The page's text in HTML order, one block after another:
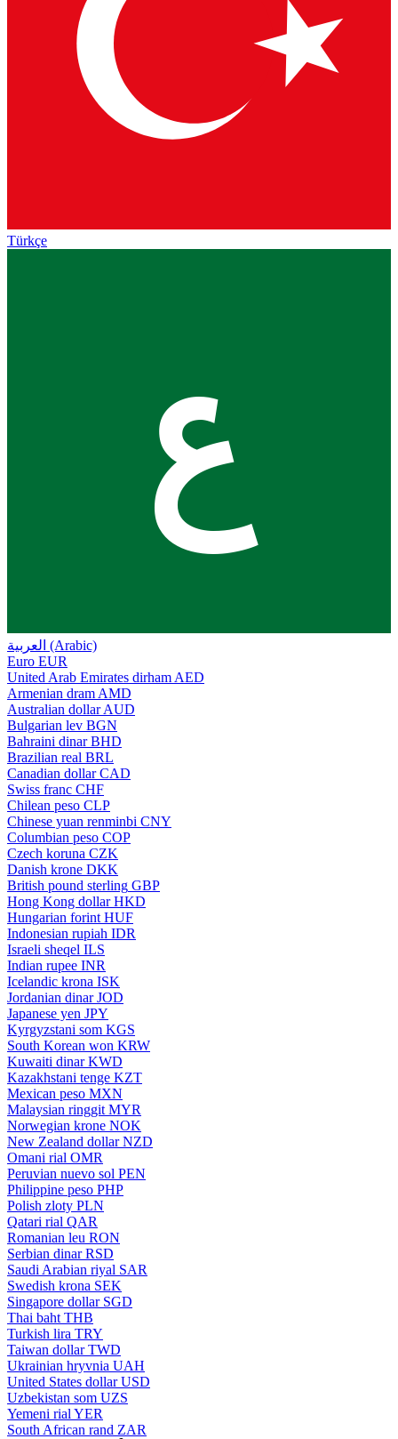
Türkçe
ع
العربية (Arabic)
Euro EUR
United Arab Emirates dirham AED
Armenian dram AMD
Australian dollar AUD
Bulgarian lev BGN
Bahraini dinar BHD
Brazilian real BRL
Canadian dollar CAD
Swiss franc CHF
Chilean peso CLP
Chinese yuan renminbi CNY
Columbian peso COP
Czech koruna CZK
Danish krone DKK
British pound sterling GBP
Hong Kong dollar HKD
Hungarian forint HUF
Indonesian rupiah IDR
Israeli sheqel ILS
Indian rupee INR
Icelandic krona ISK
Jordanian dinar JOD
Japanese yen JPY
Kyrgyzstani som KGS
South Korean won KRW
Kuwaiti dinar KWD
Kazakhstani tenge KZT
Mexican peso MXN
Malaysian ringgit MYR
Norwegian krone NOK
New Zealand dollar NZD
Omani rial OMR
Peruvian nuevo sol PEN
Philippine peso PHP
Polish zloty PLN
Qatari rial QAR
Romanian leu RON
Serbian dinar RSD
Saudi Arabian riyal SAR
Swedish krona SEK
Singapore dollar SGD
Thai baht THB
Turkish lira TRY
Taiwan dollar TWD
Ukrainian hryvnia UAH
United States dollar USD
Uzbekistan som UZS
Yemeni rial YER
South African rand ZAR